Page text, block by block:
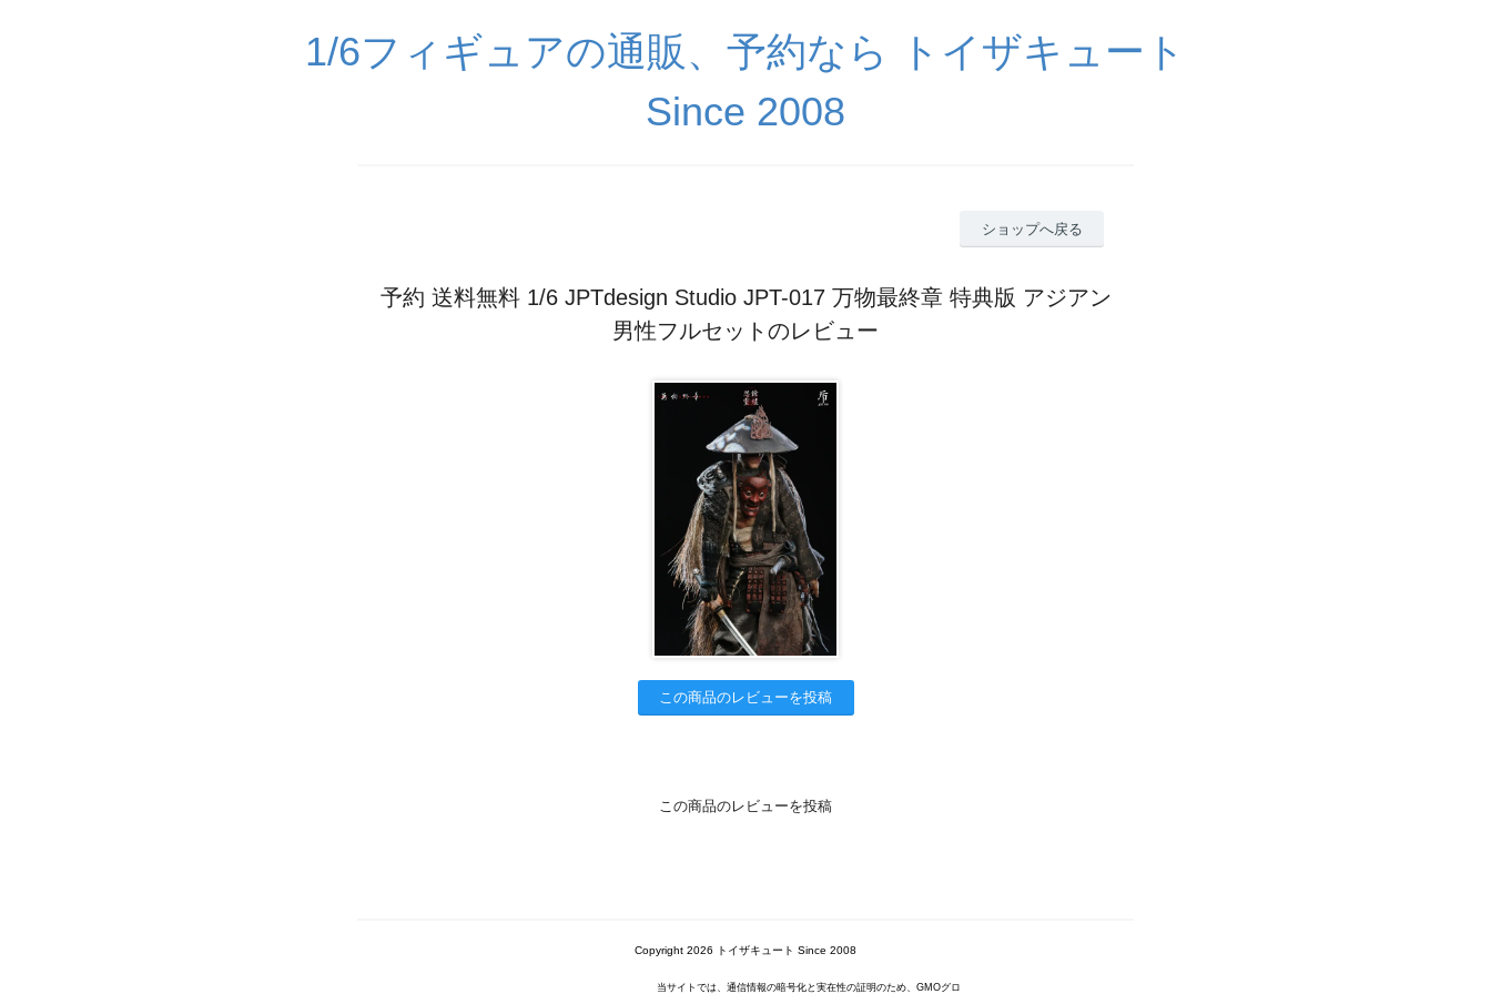
1/6フィギュアの通販、予約なら トイザキュート
Since 2008
ショップへ戻る
予約 送料無料 1/6 JPTdesign Studio JPT-017 万物最終章 特典版 アジアン
男性フルセットのレビュー
この商品のレビューを投稿
この商品のレビューを投稿
Copyright 2026 トイザキュート Since 2008
当サイトでは、通信情報の暗号化と実在性の証明のため、GMOグロ